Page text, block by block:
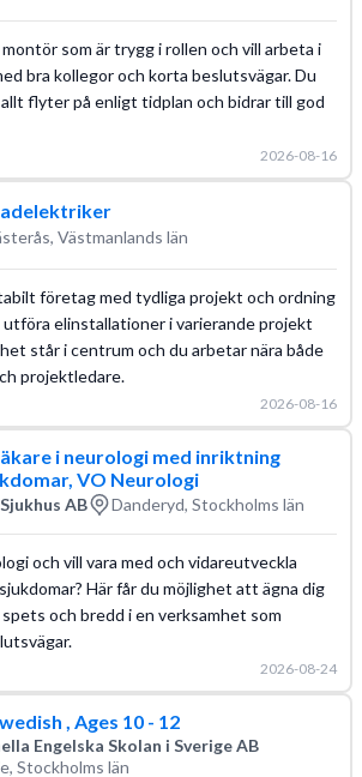
som är trygg i rollen och vill arbeta i
bra kollegor och korta beslutsvägar. Du
flyter på enligt tidplan och bidrar till god
2026-08-16
Västmanlands län
företag med tydliga projekt och ordning
utföra elinstallationer i varierande projekt
står i centrum och du arbetar nära både
projektledare.
2026-08-16
i neurologi med inriktning
VO Neurologi
AB Danderyd, Stockholms län
och vill vara med och vidareutveckla
Här får du möjlighet att ägna dig
och bredd i en verksamhet som
2026-08-24
, Ages 10 - 12
Engelska Skolan i Sverige AB
Stockholms län